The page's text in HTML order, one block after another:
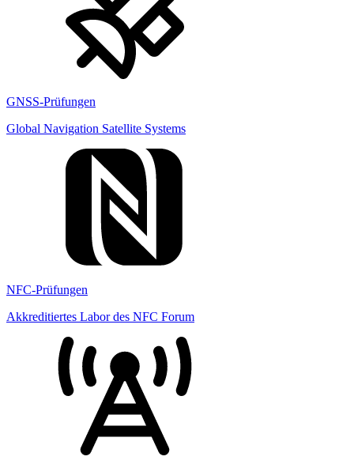
GNSS-Prüfungen
Global Navigation Satellite Systems
NFC-Prüfungen
Akkreditiertes Labor des NFC Forum